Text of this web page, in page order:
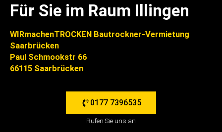
Für Sie im Raum Illingen
WIRmachenTROCKEN Bautrockner-Vermietung
Saarbrücken
Paul Schmookstr 66
66115 Saarbrücken
0177 7396535
Rufen Sie uns an